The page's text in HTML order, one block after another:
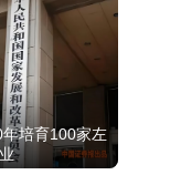
培育100家左